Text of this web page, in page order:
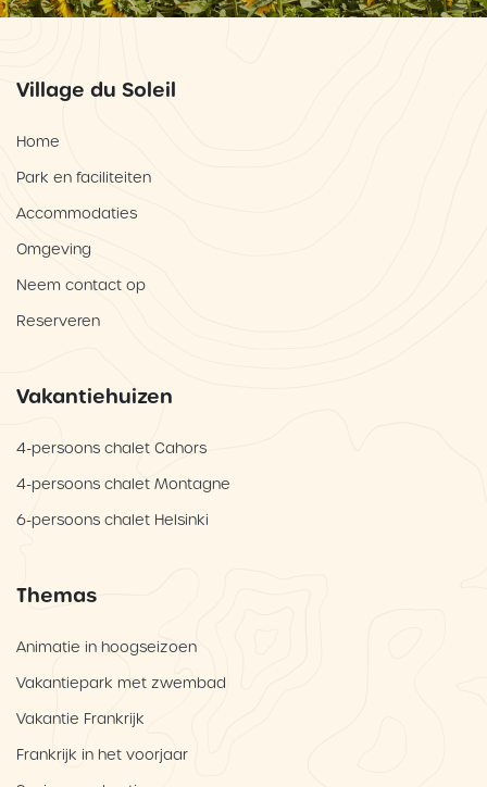
Village du Soleil
Home
Park en faciliteiten
Accommodaties
Omgeving
Neem contact op
Reserveren
Vakantiehuizen
4-persoons chalet Cahors
4-persoons chalet Montagne
6-persoons chalet Helsinki
Themas
Animatie in hoogseizoen
Vakantiepark met zwembad
Vakantie Frankrijk
Frankrijk in het voorjaar